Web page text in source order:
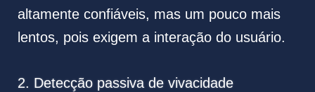
altamente confiáveis, mas um pouco mais
lentos, pois exigem a interação do usuário.
2. Detecção passiva de vivacidade